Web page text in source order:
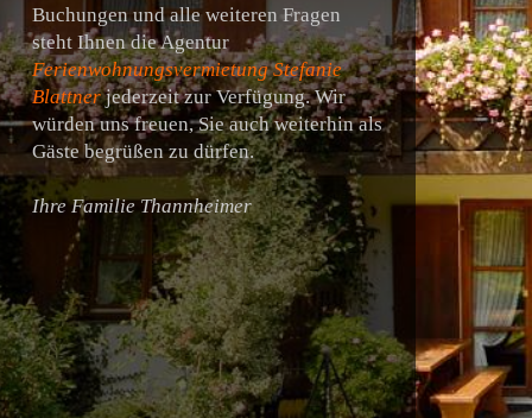
Buchungen und alle weiteren Fragen
steht Ihnen die Agentur
Ferienwohnungsvermietung Stefanie
Blattnerjederzeit zur Verfügung. Wir
würden uns freuen, Sie auch weiterhin als
Gäste begrüßen zu dürfen.
Ihre Familie Thannheimer